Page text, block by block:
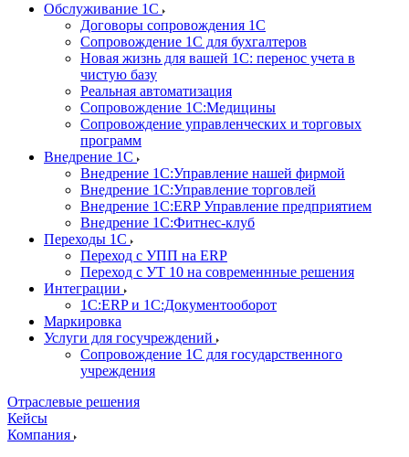
Обслуживание 1С
Договоры сопровождения 1С
Сопровождение 1С для бухгалтеров
Новая жизнь для вашей 1С: перенос учета в
чистую базу
Реальная автоматизация
Сопровождение 1С:Медицины
Сопровождение управленческих и торговых
программ
Внедрение 1С
Внедрение 1С:Управление нашей фирмой
Внедрение 1С:Управление торговлей
Внедрение 1С:ERP Управление предприятием
Внедрение 1С:Фитнес-клуб
Переходы 1С
Переход с УПП на ERP
Переход с УТ 10 на современнные решения
Интеграции
1С:ERP и 1С:Документооборот
Маркировка
Услуги для госучреждений
Сопровождение 1С для государственного
учреждения
Отраслевые решения
Кейсы
Компания